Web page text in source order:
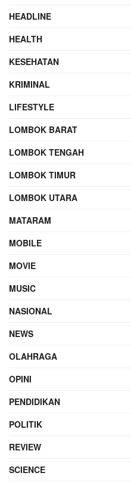
HEADLINE
HEALTH
KESEHATAN
KRIMINAL
LIFESTYLE
LOMBOK BARAT
LOMBOK TENGAH
LOMBOK TIMUR
LOMBOK UTARA
MATARAM
MOBILE
MOVIE
MUSIC
NASIONAL
NEWS
OLAHRAGA
OPINI
PENDIDIKAN
POLITIK
REVIEW
SCIENCE